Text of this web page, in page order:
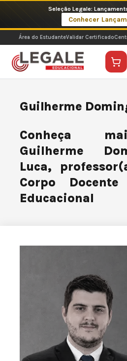
o
conteúdo
Seleção Legale:
Conhecer
Área do EstudanteValidar Certificado
Guilherme
Conheça
Guilherme
Luca,
Corpo
Educacional